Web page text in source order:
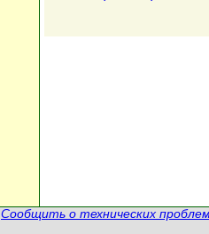
Сообщить о технических